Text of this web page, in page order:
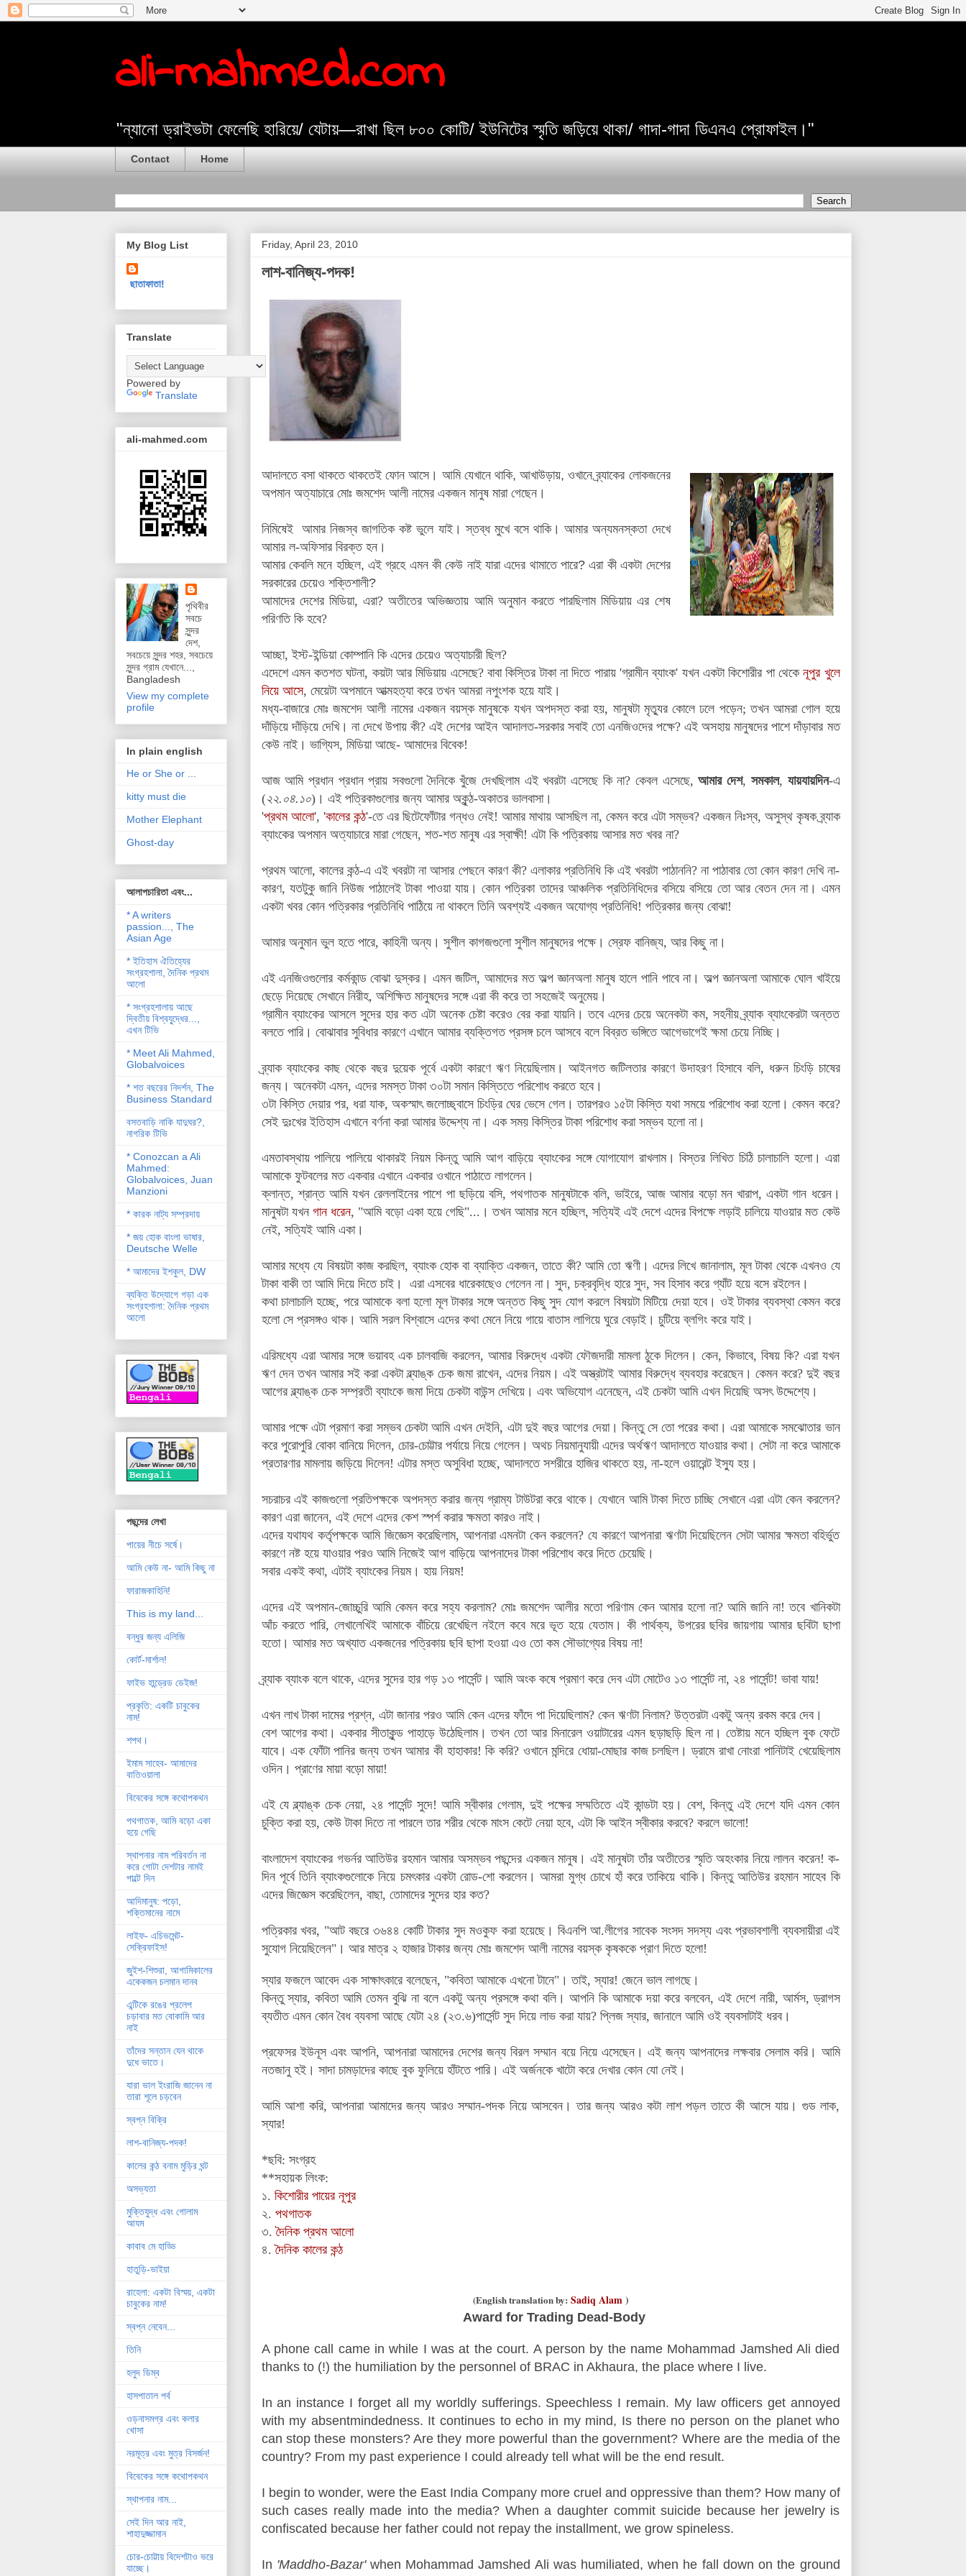
ali-mahmed.com
"ন্যানো ড্রাইভটা ফেলেছি হারিয়ে/ যেটায়—রাখা ছিল ৮০০ কোটি/ ইউনিটের স্মৃতি জড়িয়ে থাকা/ গাদা-গাদা ডিএনএ প্রোফাইল।"
Contact Home
Friday, April 23, 2010
লাশ-বানিজ্য-পদক!
আদালতেবসা থাকতে থাকতেই ফোন আসে । আমি যেখানে থাকি,আখাউড়ায়,ওখানে ব্র্যাকের লোকজনের
অপমান অত্যাচারে মোঃ জমশেদ আলী নামের একজন মানুষ মারা গেছেন।
নিমিষেই আমার নিজস্ব জাগতিক কষ্ট ভুলে যাই।স্তব্ধ মুখে বসে থাকি।আমার অন্যমনস্কতা দেখে
আমার ল-অফিসার বিরক্ত হন।
আমার কেবলি মনে হচ্ছিল, এই গ্রহে এমন কী কেউ নাই যারা এদের থামাতে পারে?এরা কী একটা দেশের
সরকারের চেয়েও শক্তিশালী?
আমাদের দেশের মিডিয়া,এরা?অতীতের অভিজ্ঞতায় আমি অনুমান করতে পারছিলাম মিডিয়ায় এর শেষ
পরিণতি কি হবে?
আচ্ছা,ইস্ট-ইন্ডিয়া কোম্পানি কি এদের চেয়েও অত্যাচারী ছিল?
এদেশে এমন কতশত ঘটনা, কয়টা আর মিডিয়ায় এসেছে? বাবা কিস্তির টাকা না দিতে পারায় 'গ্রামীন ব্যাংক' যখন একটা কিশোরীর পা থেকেনূপুর খুলে
নিয়ে আসে, মেয়েটা অপমানে আত্মহত্যা করে তখন আমরা নপুংশক হয়ে যাই।
মধ্য-বাজারে মোঃ জমশেদ আলী নামের একজন বয়স্ক মানুষকে যখন অপদস্ত করা হয়, মানুষটা মৃত্যুর কোলে ঢলে পড়েন;তখন আমরা গোল হয়ে
দাঁড়িয়ে দাঁড়িয়ে দেখি। না দেখে উপায় কী?এই দেশের আইন আদালত-সরকার সবাই তো এনজিওদের পক্ষে?এই অসহায় মানুষদের পাশে দাঁড়াবার মত
কেউ নাই। ভাগ্যিস, মিডিয়া আছে- আমাদের বিবেক!
আজ আমি প্রধান প্রধান প্রায় সবগুলো দৈনিকে খুঁজে দেখছিলাম এই খবরটা এসেছে কি না? কেবল এসেছে,আমার দেশ, সমকাল, যায়যায়দিন-এ
(২২.০৪.১০)। এই পত্রিকাগুলোর জন্য আমার অকুন্ঠ-অকাতর ভালবাসা।
'প্রথম আলো', 'কালের কন্ঠ'-তে এর ছিটেফোঁটার গন্ধও নেই! আমার মাথায় আসছিল না, কেমন করে এটা সম্ভব? একজন নিঃস্ব, অসুস্থ কৃষক ব্র্যাক
ব্যাংকের অপমান অত্যাচারে মারা গেছেন, শত-শত মানুষ এর স্বাক্ষী! এটা কি পত্রিকায় আসার মত খবর না?
প্রথম আলো, কালের কন্ঠ-এ এই খবরটা না আসার পেছনে কারণ কী? এলাকার প্রতিনিধি কি এই খবরটা পাঠাননি? না পাঠাবার তো কোন কারণ দেখি না-
কারণ, যতটুকু জানি নিউজ পাঠালেই টাকা পাওয়া যায়। কোন পত্রিকা তাদের আঞ্চলিক প্রতিনিধিদের বসিয়ে বসিয়ে তো আর বেতন দেন না। এমন
একটা খবর কোন পত্রিকার প্রতিনিধি পাঠিয়ে না থাকলে তিনি অবশ্যই একজন অযোগ্য প্রতিনিধি! পত্রিকার জন্য বোঝা!
আমার অনুমান ভুল হতে পারে, কাহিনী অন্য। সুশীল কাগজগুলো সুশীল মানুষদের পক্ষে। স্রেফ বানিজ্য, আর কিছু না।
এই এনজিওগুলোর কর্মকান্ড বোঝা দুস্কর। এমন জটিল, আমাদের মত অল্প জ্ঞানঅলা মানুষ হালে পানি পাবে না। অল্প জ্ঞানঅলা আমাকে ঘোল খাইয়ে
ছেড়ে দিয়েছে সেখানে নিরীহ, অশিক্ষিত মানুষদের সঙ্গে এরা কী করে তা সহজেই অনুমেয়।
গ্রামীন ব্যাংকের আসলে সুদের হার কত এটা অনেক চেষ্টা করেও বের করা যায়নি। তবে এদের চেয়ে অনেকটা কম, সহনীয় ব্র্যাক ব্যাংকেরটা অন্তত
বলতে পারি। বোঝাবার সুবিধার কারণে এখানে আমার ব্যক্তিগত প্রসঙ্গ চলে আসবে বলে বিব্রত ভঙ্গিতে আগেভাগেই ক্ষমা চেয়ে নিচ্ছি।
ব্র্যাক ব্যাংকের কাছ থেকে বছর দুয়েক পূর্বে একটা কারণে ঋণ নিয়েছিলাম। আইনগত জটিলতার কারণে উদাহরণ হিসাবে বলি, ধরুন চিংড়ি চাষের
জন্য। অনেকটা এমন, এদের সমস্ত টাকা ৩০টা সমান কিস্তিতে পরিশোধ করতে হবে।
৩টা কিস্তি দেয়ার পর, ধরা যাক, অকস্মাৎ জলোচ্ছ্বাসে চিংড়ির ঘের ভেসে গেল। তারপরও ১৫টা কিস্তি যথা সময়ে পরিশোধ করা হলো। কেমন করে?
সেই দুঃখের ইতিহাস এখানে বর্ণনা করা আমার উদ্দেশ্য না। এক সময় কিস্তির টাকা পরিশোধ করা সম্ভব হলো না।
এমতাবস্থায় পালিয়ে পালিয়ে থাকারই নিয়ম কিন্তু আমি আগ বাড়িয়ে ব্যাংকের সঙ্গে যোগাযোগ রাখলাম। বিস্তর লিখিত চিঠি চালাচালি হলো। এরা
আমাকে ফুটবলের মত একবার এখানে একবার ওখানে পাঠাতে লাগলেন।
ক্লান্ত, শ্রান্ত আমি যখন রেললাইনের পাশে পা ছড়িয়ে বসি, পথগাতক মানুষটাকে বলি, ভাইরে, আজ আমার বড়ো মন খারাপ, একটা গান ধরেন।
মানুষটা যখন গান ধরেন, "আমি বড়ো একা হয়ে গেছি"...। তখন আমার মনে হচ্ছিল, সত্যিই এই দেশে এদের বিপক্ষে লড়াই চালিয়ে যাওয়ার মত কেউ
নেই, সত্যিই আমি একা।
আমার মধ্যে যে বিষয়টা কাজ করছিল, ব্যাংক হোক বা ব্যাক্তি একজন, তাতে কী? আমি তো ঋণী। এদের লিখে জানালাম, মূল টাকা থেকে এখনও যে
টাকা বাকী তা আমি দিয়ে দিতে চাই। এরা এসবের ধারেকাছেও গেলেন না। সুদ, চক্রবৃদ্ধি হারে সুদ, সব হিসাব করে গ্যাঁট হয়ে বসে রইলেন।
কথা চালাচালি হচ্ছে, পরে আমাকে বলা হলো মূল টাকার সঙ্গে অন্তত কিছু সুদ যোগ করলে বিষয়টা মিটিয়ে দেয়া হবে। ওই টাকার ব্যবস্থা কেমন করে
হলো সে প্রসঙ্গও থাক। আমি সরল বিশ্বাসে এদের কথা মেনে নিয়ে গায়ে বাতাস লাগিয়ে ঘুরে বেড়াই। চুটিয়ে ব্লগিং করে যাই।
এরিমধ্যে এরা আমার সঙ্গে ভয়াবহ এক চালবাজি করলেন, আমার বিরুদ্ধে একটা ফৌজদারী মামলা ঠুকে দিলেন। কেন, কিভাবে, বিষয় কি? এরা যখন
ঋণ দেন তখন আমার সই করা একটা ব্ল্যাঙ্ক চেক জমা রাখেন, এদের নিয়ম। এই অস্ত্রটাই আমার বিরুদ্ধে ব্যবহার করেছেন। কেমন করে? দুই বছর
আগেরব্ল্যাঙ্ক চেক সম্প্রতী ব্যাংকে জমা দিয়ে চেকটা বাউন্স দেখিয়ে। এবং অভিযোগ এনেছেন, এই চেকটা আমি এখন দিয়েছি অসৎ উদ্দেশ্যে।
আমার পক্ষে এটা প্রমাণ করা সম্ভব চেকটা আমি এখন দেইনি, এটা দুই বছর আগের দেয়া। কিন্তু সে তো পরের কথা। এরা আমাকে সমঝোতার ভান
করে পুরোপুরি বোকা বানিয়ে দিলেন, চোর-চোট্টার পর্যায়ে নিয়ে গেলেন। অথচ নিয়মানুযায়ী এদের অর্থঋণ আদালতে যাওয়ার কথা। সেটা না করে আমাকে
প্রতারণার মামলায় জড়িয়ে দিলেন! এটার মস্ত অসুবিধা হচ্ছে, আদালতে সশরীরে হাজির থাকতে হয়, না-হলে ওয়ারেন্ট ইস্যু হয়।
সচরাচর এই কাজগুলো প্রতিপক্ষকে অপদস্ত করার জন্য গ্রাম্য টাউটরা করে থাকে। যেখানে আমি টাকা দিতে চাচ্ছি সেখানে এরা এটা কেন করলেন?
কারণ এরা জানেন, এই দেশে এদের কেশ স্পর্শ করার ক্ষমতা কারও নাই।
এদের যথাযথ কর্তৃপক্ষকে আমি জিজ্ঞেস করেছিলাম, আপনারা এমনটা কেন করলেন? যে কারণে আপনারা ঋণটা দিয়েছিলেন সেটা আমার ক্ষমতা বহির্ভুত
কারণে নষ্ট হয়ে যাওয়ার পরও আমি নিজেই আগ বাড়িয়ে আপনাদের টাকা পরিশোধ করে দিতে চেয়েছি।
সবার একই কথা, এটাই ব্যাংকের নিয়ম। হায় নিয়ম!
এদের এই অপমান-জোচ্চুরি আমি কেমন করে সহ্য করলাম?মোঃ জমশেদ আলীর মতো পরিণাম কেন আমার হলো না? আমি জানি না! তবে খানিকটা
আঁচ করতে পারি, লেখালেখিই আমাকে বাঁচিয়ে রেখেছিল নইলে কবে মরে ভূত হয়ে যেতাম। কী পার্থক্য, উপরের ছবির জায়গায় আমার ছবিটা ছাপা
হতো। আমার মত অখ্যাত একজনের পত্রিকায় ছবি ছাপা হওয়া এও তো কম সৌভাগ্যের বিষয় না!
ব্র্যাক ব্যাংক বলে থাকে, এদের সুদের হার গড় ১৩ পার্সেন্ট। আমি অংক কষে প্রমাণ করে দেব এটা মোটেও ১৩ পার্সেন্ট না, ২৪ পার্সেন্ট! ভাবা যায়!
এখন লাখ টাকা দামের প্রশ্ন, এটা জানার পরও আমি কেন এদের ফাঁদে পা দিয়েছিলাম? কেন ঋণটা নিলাম? উত্তরটা একটু অন্য রকম করে দেব।
বেশ আগের কথা। একবার সীতাকুন্ড পাহাড়ে উঠেছিলাম। তখন তো আর মিনারেল ওয়াটারের এমন ছড়াছড়ি ছিল না। তেষ্টায় মনে হচ্ছিল বুক ফেটে
যাবে। এক ফোঁটা পানির জন্য তখন আমার কী হাহাকার! কি করি? ওখানে মন্দিরে ধোয়া-মোছার কাজ চলছিল। ড্রামে রাখা নোংরা পানিটাই খেয়েছিলাম
ওদিন। প্রাণের মায়া বড়ো মায়া!
এই যে ব্ল্যাঙ্ক চেক নেয়া, ২৪ পার্সেন্ট সুদে! আমি স্বীকার গেলাম, দুই পক্ষের সম্মতিতে এই কান্ডটা হয়। বেশ, কিন্তু এই দেশে যদি এমন কোন
চুক্তি করা হয়, কেউ টাকা দিতে না পারলে তার শরীর থেকে মাংস কেটে নেয়া হবে, এটা কি আইন স্বীকার করবে? করলে ভালো!
বাংলাদেশ ব্যাংকের গভর্নর আতিউর রহমান আমার অসম্ভব পছন্দের একজন মানুষ। এই মানুষটা তাঁর অতীতের স্মৃতি অহংকার নিয়ে লালন করেন! ক-
দিন পূর্বে তিনি ব্যাংকগুলোকে নিয়ে চমৎকার একটা রোড-শো করলেন। আমরা মুগ্ধ চোখে হাঁ করে তাকিয়ে থাকি। কিন্তু আতিউর রহমান সাহেব কি
এদের জিজ্ঞেস করেছিলেন, বাছা, তোমাদের সুদের হার কত?
পত্রিকার খবর, "আট বছরে ৩৬৪৪ কোটি টাকার সুদ মওকুফ করা হয়েছে। বিএনপি আ.লীগের সাবেক সংসদ সদস্য এবং প্রভাবশালী ব্যবসায়ীরা এই
সুযোগ নিয়েছিলেন"। আর মাত্র ২ হাজার টাকার জন্য মোঃ জমশেদ আলীনামের বয়স্ক কৃষককে প্রাণ দিতে হলো!
স্যার ফজলে আবেদ এক সাক্ষাৎকারে বলেছেন, "কবিতা আমাকে এখনো টানে"। তাই, স্যার! জেনে ভাল লাগছে।
কিন্তু স্যার, কবিতা আমি তেমন বুঝি না বলে একটু অন্য প্রসঙ্গে কথা বলি। আপনি কি আমাকে দয়া করে বলবেন, এই দেশে নারী, আর্মস, ড্রাগস
ব্যতীত এমন কোন বৈধ ব্যবসা আছে যেটা ২৪ (২৩.৬)পার্সেন্ট সুদ দিয়ে লাভ করা যায়? প্লিজ স্যার, জানালে আমি ওই ব্যবসাটাই ধরব।
প্রফেসর ইউনূস এবং আপনি, আপনারা আমাদের দেশের জন্য বিরল সম্মান বয়ে নিয়ে এসেছেন। এই জন্য আপনাদের লক্ষবার সেলাম করি। আমি
নতজানু হই। সাদা চামড়াদের কাছে বুক ফুলিয়ে হাঁটতে পারি। এই অর্জনকে খাটো করে দেখার কোন যো নেই।
আমি আশা করি, আপনারা আমাদের জন্য আরও সম্মান-পদক নিয়ে আসবেন। তার জন্য আরও কটা লাশ পড়ল তাতে কী আসে যায়। গুড লাক,
স্যার!
*ছবি: সংগ্রহ
**সহায়ক লিংক:
১. কিশোরীর পায়ের নূপুর
২. পথগাতক
৩.দৈনিক প্রথম আলো
৪.দৈনিক কালের কন্ঠ
(English translation by: Sadiq Alam)
Award for Trading Dead-Body
A phone call came in while I was at the court. A person by the name Mohammad Jamshed Ali died
thanks to (!) the humiliation by the personnel of BRAC in Akhaura, the place where I live.
In an instance I forget all my worldly sufferings. Speechless I remain. My law officers get annoyed
with my absentmindedness. It continues to echo in my mind, Is there no person on the planet who
can stop these monsters? Are they more powerful than the government? Where are the media of the
country? From my past experience I could already tell what will be the end result.
I begin to wonder, were the East India Company more cruel and oppressive than them? How many of
such cases really made into the media? When a daughter commit suicide because her jewelry is
confiscated because her father could not repay the installment, we grow spineless.
In 'Maddho-Bazar'when Mohammad Jamshed Ali was humiliated, when he fall down on the ground
My Blog List
ছাতাফাতা!
Translate
Powered by
Translate
ali-mahmed.com
পৃথিবীর
সবচে
সুন্দর
দেশ,
সবচেয়ে সুন্দর শহর, সবচেয়ে
সুন্দর গ্রাম যেখানে...,
Bangladesh
View my complete
profile
In plain english
He or She or ...
kitty must die
Mother Elephant
Ghost-day
আলাপচারিতা এবং...
* A writers
passion..., The
Asian Age
* ইতিহাস ঐতিহ্যের
সংগ্রহশালা, দৈনিক প্রথম
আলো
* সংগ্রহশালায় আছে
দ্বিতীয় বিশ্বযু্দ্ধের...,
এখন টিভি
* Meet Ali Mahmed,
Globalvoices
* শত বছরের নিদর্শন, The
Business Standard
বসতবাড়ি নাকি যাদুঘর?,
নাগরিক টিভি
* Conozcan a Ali
Mahmed:
Globalvoices, Juan
Manzioni
* কারক নাট্য সম্প্রদায়
* জয় হোক বাংলা ভাষার,
Deutsche Welle
* আমাদের ইশকুল, DW
ব্যক্তি উদ্যোগে গড়া এক
সংগ্রহশালা: দৈনিক প্রথম
আলো
পছন্দের লেখা
পায়ের নীচে সর্ষে।
আমি কেউ না- আমি কিছু না
ফারাজকাহিনি!
This is my land...
বন্ধুর জন্য এলিজি
কোর্ট-মার্শাল!
ফাইভ হান্ড্রেড ডেইজ!
প্রকৃতি: একটি চাবুকের
নাম!
শপথ।
ইমাম সাহেব- আমাদের
বাতিওয়ালা
বিবেকের সঙ্গে কথোপকথন
পথগাতক, আমি বড়ো একা
হয়ে গেছি
স্থাপনার নাম পরিবর্তন না
করে গোটা দেশটার নামই
পাল্টে দিন
আদিমানুষ: পড়ো,
শক্তিমানের নামে
লাইফ- এচিভমেন্ট-
সেক্রিফাইস!
জুইশ-শিশুরা, আগামিকালের
একেকজন চলমান দানব
এন্টিকে রঙের প্রলেপ
চড়াবার মত বোকামি আর
নাই
তাঁদের সন্তান যেন থাকে
দুধে ভাতে।
যারা ভাল ইংরাজি জানেন না
তারা শূলে চড়বেন
স্বপ্ন বিক্রি
লাশ-বানিজ্য-পদক!
কালের কন্ঠ বনাম মুড়ির ঘন্ট
অসভ্যতা
মুক্তিযুদ্ধ এবং গোলাম
আযম
কাবাব মে হাড্ডি
হাতুড়ি-ভাইয়া
রাহেলা: একটা বিস্ময়, একটা
চাবুকের নাম!
স্বপ্ন নেবেন...
তিনি
হলুদ ডিম্ব
হাসপাতাল পর্ব
ওড়নাসমগ্র এবং কলার
খোসা
নরমূত্র এবং মুত্র বিসর্জন!
বিবেকের সঙ্গে কথোপকথন
স্থাপনার নাম...
সেই দিন আর নাই,
শাহাদুজ্জামান
চোর-চোট্টায় বিদেশটাও ভরে
যাচ্ছে।